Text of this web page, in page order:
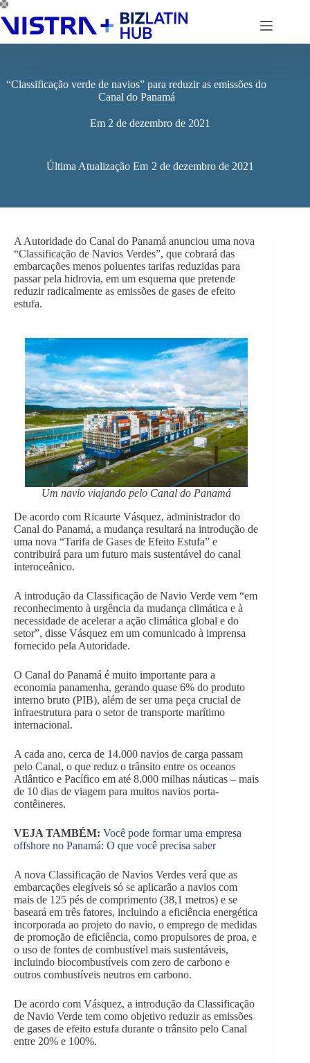
Pular
para
conteúdo
“Classificação verde de navios” para reduzir as emissões do
Canal do Panamá
Em 2 de dezembro de 2021
Última Atualização Em 2 de dezembro de 2021
A Autoridade do Canal do Panamá anunciou uma nova
“Classificação de Navios Verdes”, que cobrará das
embarcações menos poluentes tarifas reduzidas para
passar pela hidrovia, em um esquema que pretende
reduzir radicalmente as emissões de gases de efeito
estufa.
Um navio viajando pelo Canal do Panamá
De acordo com Ricaurte Vásquez, administrador do
Canal do Panamá, a mudança resultará na introdução de
uma nova “Tarifa de Gases de Efeito Estufa” e
contribuirá para um futuro mais sustentável do canal
interoceânico.
A introdução da Classificação de Navio Verde vem “em
reconhecimento à urgência da mudança climática e à
necessidade de acelerar a ação climática global e do
setor”, disse Vásquez em um comunicado à imprensa
fornecido pela Autoridade.
O Canal do Panamá é muito importante para a
economia panamenha, gerando quase 6% do produto
interno bruto (PIB), além de ser uma peça crucial de
infraestrutura para o setor de transporte marítimo
internacional.
A cada ano, cerca de 14.000 navios de carga passam
pelo Canal, o que reduz o trânsito entre os oceanos
Atlântico e Pacífico em até 8.000 milhas náuticas – mais
de 10 dias de viagem para muitos navios porta-
contêineres.
VEJA TAMBÉM: Você pode formar uma empresa
offshore no Panamá: O que você precisa saber
A nova Classificação de Navios Verdes verá que as
embarcações elegíveis só se aplicarão a navios com
mais de 125 pés de comprimento (38,1 metros) e se
baseará em três fatores, incluindo a eficiência energética
incorporada ao projeto do navio, o emprego de medidas
de promoção de eficiência, como propulsores de proa, e
o uso de fontes de combustível mais sustentáveis,
incluindo biocombustíveis com zero de carbono e
outros combustíveis neutros em carbono.
De acordo com Vásquez, a introdução da Classificação
de Navio Verde tem como objetivo reduzir as emissões
de gases de efeito estufa durante o trânsito pelo Canal
entre 20% e 100%.